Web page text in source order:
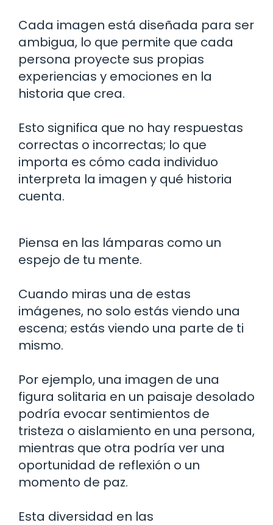
Cada imagen está diseñada para ser
ambigua, lo que permite que cada
persona proyecte sus propias
experiencias y emociones en la
historia que crea.
Esto significa que no hay respuestas
correctas o incorrectas; lo que
importa es cómo cada individuo
interpreta la imagen y qué historia
cuenta.
Piensa en las lámparas como un
espejo de tu mente.
Cuando miras una de estas
imágenes, no solo estás viendo una
escena; estás viendo una parte de ti
mismo.
Por ejemplo, una imagen de una
figura solitaria en un paisaje desolado
podría evocar sentimientos de
tristeza o aislamiento en una persona,
mientras que otra podría ver una
oportunidad de reflexión o un
momento de paz.
Esta diversidad en las